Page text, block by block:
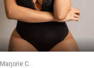
Marjorie C.